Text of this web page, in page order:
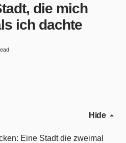
die mich
ich dachte
Hide
Eine Stadt die zweimal